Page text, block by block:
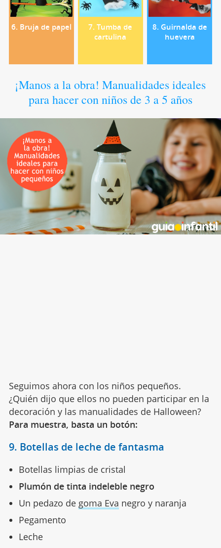
6. Bruja de papel
7. Tumba de
cartulina
8. Guirnalda de
huevera
¡Manos a la obra! Manualidades ideales
para hacer con niños de 3 a 5 años
Seguimos ahora con los niños pequeños.
¿Quién dijo que ellos no pueden participar en la
decoración y las manualidades de Halloween?
Para muestra, basta un botón:
9. Botellas de leche de fantasma
Botellas limpias de cristal
Plumón de tinta indeleble negro
Un pedazo de goma Eva negro y naranja
Pegamento
Leche